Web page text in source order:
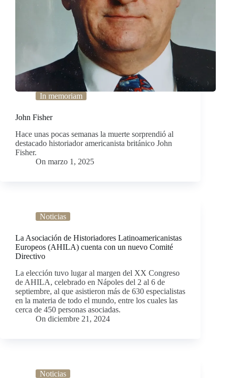
In memoriam
John Fisher
Hace unas pocas semanas la muerte sorprendió al
destacado historiador americanista británico John
Fisher.
On marzo 1, 2025
Noticias
La Asociación de Historiadores Latinoamericanistas
Europeos (AHILA) cuenta con un nuevo Comité
Directivo
La elección tuvo lugar al margen del XX Congreso
de AHILA, celebrado en Nápoles del 2 al 6 de
septiembre, al que asistieron más de 630 especialistas
en la materia de todo el mundo, entre los cuales las
cerca de 450 personas asociadas.
On diciembre 21, 2024
Noticias